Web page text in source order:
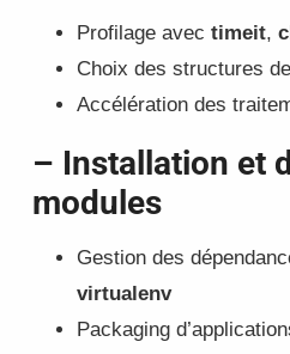
Profilage avec timeit,
Choix des structures
Accélération des
– Installation et
modules
Gestion des
virtualenv
Packaging